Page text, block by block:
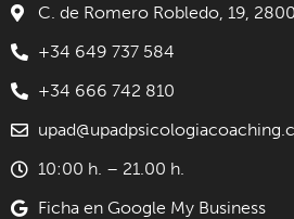
C. de Romero Robledo, 19,
+34 649 737 584
+34 666 742 810
10:00 h. – 21.00 h.
Ficha en Google My Business